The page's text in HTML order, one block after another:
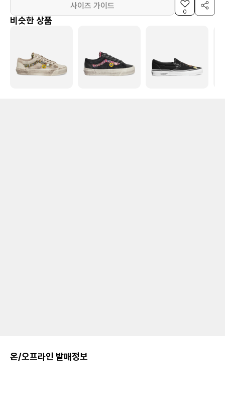
사이즈 가이드
0
비슷한 상품
온/오프라인 발매정보